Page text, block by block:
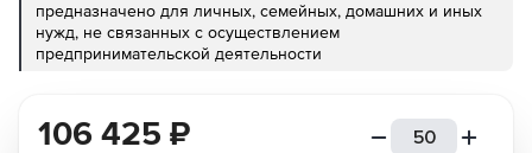
предназначено для личных, семейных, домашних и иных
нужд, не связанных с осуществлением
предпринимательской деятельности
106 425 ₽